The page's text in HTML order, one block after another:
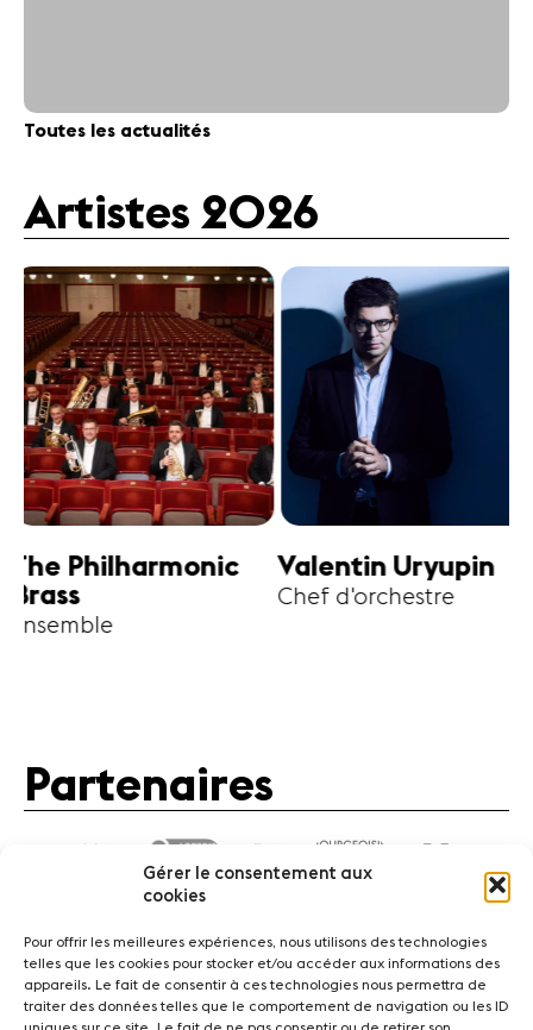
Gérer le consentement aux
cookies
Pour offrir les meilleures expériences, nous utilisons des technologies
telles que les cookies pour stocker et/ou accéder aux informations des
appareils. Le fait de consentir à ces technologies nous permettra de
traiter des données telles que le comportement de navigation ou les ID
Toutes les actualités
Artistes 2026
Valentin Uryupin
Chef d'orchestre
Amihai
Alto
Partenaires
ActualitésConcerts Bénévoles Médiation